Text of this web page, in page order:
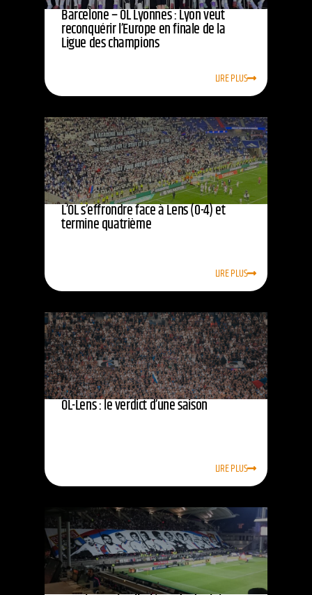
Barcelone – OL Lyonnes : Lyon veut
reconquérir l’Europe en finale de la
Ligue des champions
LIRE PLUS
L’OL s’effrondre face à Lens (0-4) et
termine quatrième
LIRE PLUS
OL-Lens : le verdict d’une saison
LIRE PLUS